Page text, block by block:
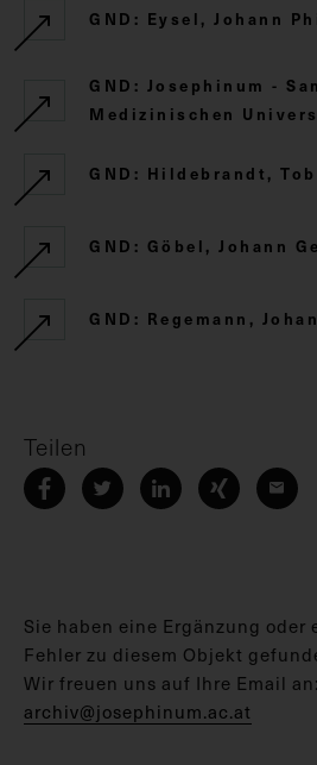
GND: Eysel, Johann
GND: Josephinum -
Medizinischen
GND: Hildebrandt,
GND: Göbel, Johann
GND: Regemann,
Teilen
Sie haben eine Ergänzung oder
Fehler zu diesem Objekt
Wir freuen uns auf Ihre Email an:
archiv@josephinum.ac.at